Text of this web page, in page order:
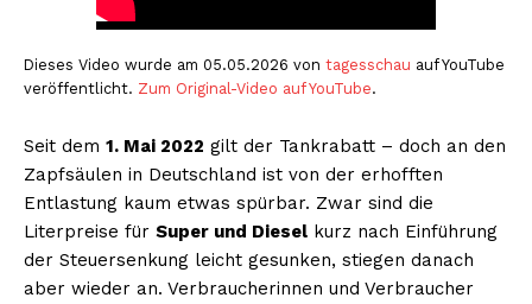
Dieses Video wurde am 05.05.2026 von tagesschau auf YouTube
veröffentlicht. Zum Original-Video auf YouTube.
Seit dem 1. Mai 2022 gilt der Tankrabatt – doch an den
Zapfsäulen in Deutschland ist von der erhofften
Entlastung kaum etwas spürbar. Zwar sind die
Literpreise für Super und Diesel kurz nach Einführung
der Steuersenkung leicht gesunken, stiegen danach
aber wieder an. Verbraucherinnen und Verbraucher